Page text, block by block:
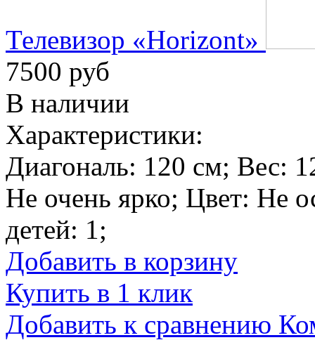
Телевизор «Horizont»
7500 руб
В наличии
Характеристики:
Диагональ: 120 см; Вес:
Не очень ярко; Цвет: Не
детей: 1;
Добавить в корзину
Купить в 1 клик
Добавить к сравнению